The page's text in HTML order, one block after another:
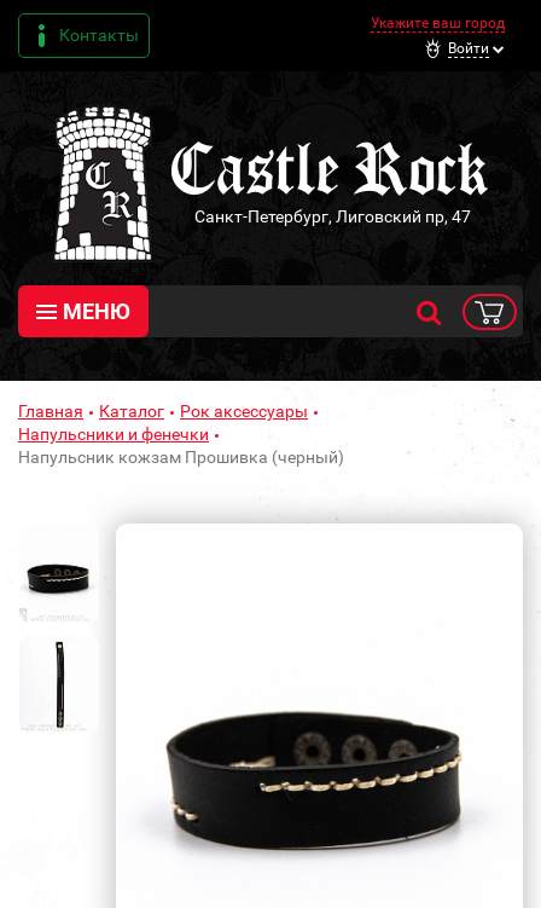
Контакты
Укажите ваш город
Войти
Санкт-Петербург, Лиговский пр, 47
МЕНЮ
Главная Каталог
Рок аксессуары
Напульсники и фенечки
Напульсник кожзам Прошивка (черный)